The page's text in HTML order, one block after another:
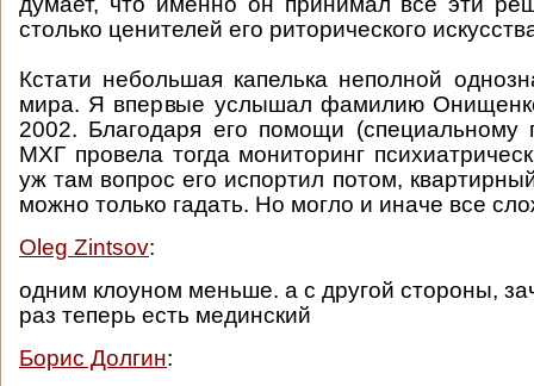
столько ценителей его риторического
Кстати небольшая капелька неполной
мира. Я впервые услышал фамилию
2002. Благодаря его помощи (специальному
МХГ провела тогда мониторинг
уж там вопрос его испортил потом,
можно только гадать. Но могло и иначе все
Oleg Zintsov:
одним клоуном меньше. а с другой стороны,
раз теперь есть мединский
Борис Долгин: